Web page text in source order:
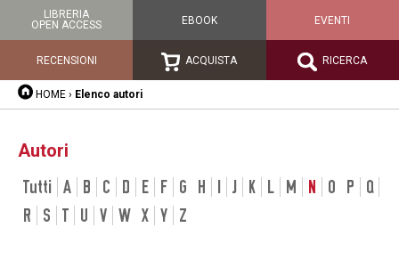
LIBRERIA
OPEN ACCESS
EBOOK EVENTI
RECENSIONI ACQUISTA RICERCA
HOME › Elenco autori
Autori
Tutti A B C D E F G H I J K L M N O P
Q
R
S T U V W X Y Z